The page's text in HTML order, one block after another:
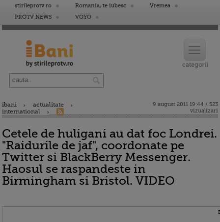
stirileprotv.ro Romania, te iubesc
Vremea
PROTV NEWS
VOYO
ibani
actualitate
international
9 august 2011 19:44 / 523
vizualizari
Cetele de huligani au dat foc Londrei.
"Raidurile de jaf", coordonate pe
Twitter si BlackBerry Messenger.
Haosul se raspandeste in
Birmingham si Bristol. VIDEO